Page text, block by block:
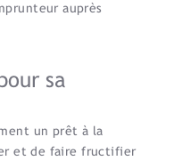
auprès
sa
un prêt à la
et de faire fructifier